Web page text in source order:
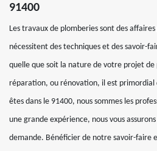
91400
Les travaux de plomberies sont des
nécessitent des techniques et des savoir-
quelle que soit la nature de votre projet
réparation, ou rénovation, il est primordial
êtes dans le 91400, nous sommes les
une grande expérience, nous vous
demande. Bénéficier de notre savoir-faire